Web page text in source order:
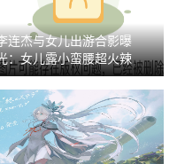
连杰与女儿出游合影曝
：女儿露小蛮腰超火辣